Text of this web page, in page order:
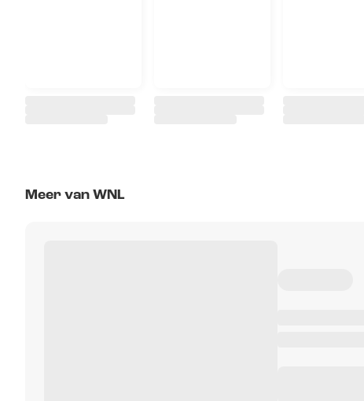
Meer van WNL